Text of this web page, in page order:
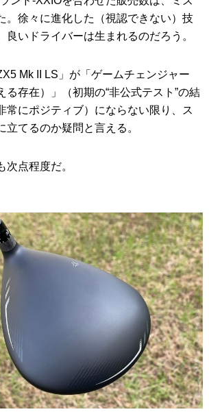
。徐々に進化した（視認できない）技
良いドライバーは生まれるのだろう。
Mk II LS」が「ゲームチェンジャー
る存在）」（初期の“非公式テスト”の結
常にポジティブ）にならない限り、ス
立てるのか疑問と言える。
次点程度だ。